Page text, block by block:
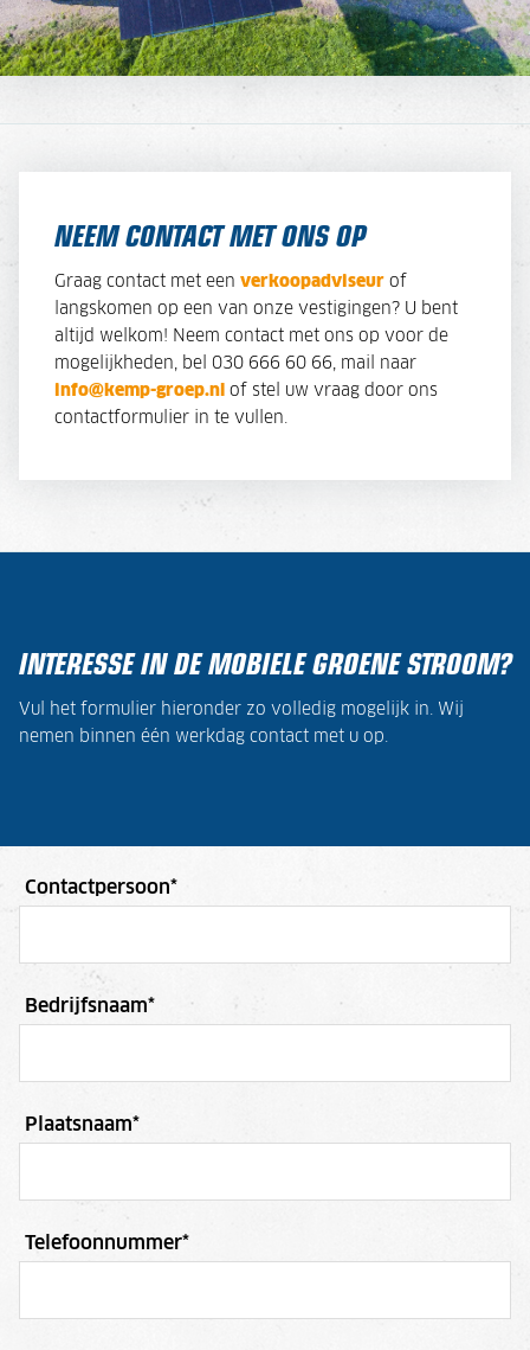
NEEM CONTACT MET ONS OP
Graag contact met een verkoopadviseur of
langskomen op een van onze vestigingen? U bent
altijd welkom! Neem contact met ons op voor de
mogelijkheden, bel 030 666 60 66, mail naar
info@kemp-groep.nl of stel uw vraag door ons
contactformulier in te vullen.
INTERESSE IN DE MOBIELE GROENE STROOM?
Vul het formulier hieronder zo volledig mogelijk in. Wij
nemen binnen één werkdag contact met u op.
Contactpersoon*
Bedrijfsnaam*
Plaatsnaam*
Telefoonnummer*